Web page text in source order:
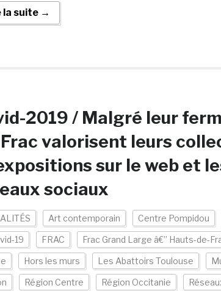
la suite →
2019 / Malgré leur
valorisent leurs
sur le web et
sociaux
Art contemporain Centre Pompidou
19 FRAC Frac Grand Large â€” Hauts-de-
Hors les murs Les Abattoirs Toulouse
Région Centre Région Occitanie